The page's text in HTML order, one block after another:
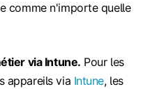
comme n'importe quelle
via Intune. Pour les
appareils via Intune, les